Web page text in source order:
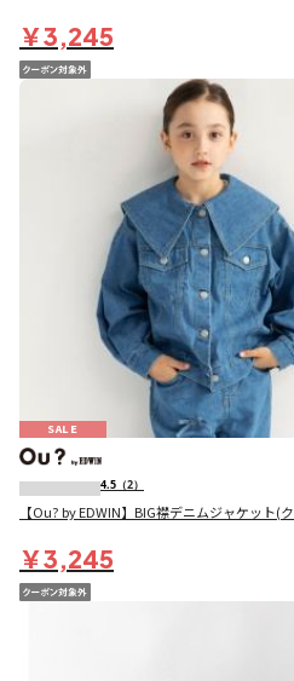
￥3,245
SALE
4.5 （2）
【Ou? by EDWIN】BIG襟デニムジャケット(
￥3,245